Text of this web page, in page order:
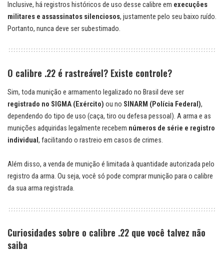
Inclusive, há registros históricos de uso desse calibre em execuções
militares e assassinatos silenciosos, justamente pelo seu baixo ruído.
Portanto, nunca deve ser subestimado.
O calibre .22 é rastreável? Existe controle?
Sim, toda munição e armamento legalizado no Brasil deve ser
registrado no SIGMA (Exército) ou no SINARM (Polícia Federal),
dependendo do tipo de uso (caça, tiro ou defesa pessoal). A arma e as
munições adquiridas legalmente recebem números de série e registro
individual, facilitando o rastreio em casos de crimes.
Além disso, a venda de munição é limitada à quantidade autorizada pelo
registro da arma. Ou seja, você só pode comprar munição para o calibre
da sua arma registrada.
Curiosidades sobre o calibre .22 que você talvez não
saiba